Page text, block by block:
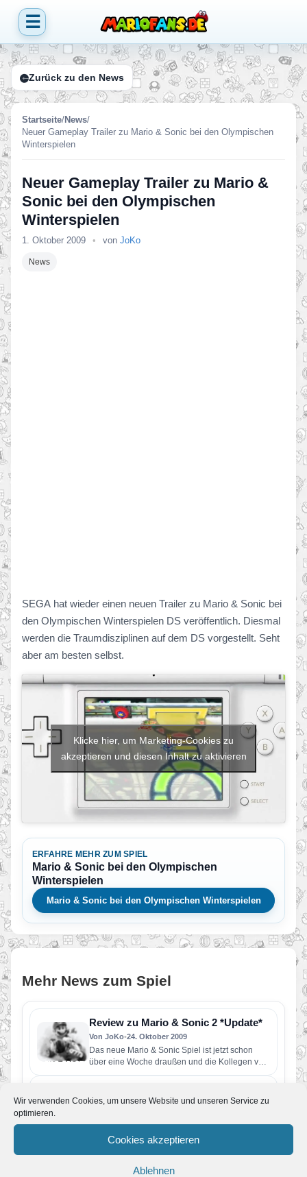
Wir verwenden Cookies, um unsere Website und unseren Service zu
optimieren.
Cookies akzeptieren
Ablehnen
☰
Zurück zu den News
Startseite/News/
Neuer Gameplay Trailer zu Mario & Sonic bei den Olympischen
Winterspielen
Neuer Gameplay Trailer zu Mario &
Sonic bei den Olympischen
Winterspielen
1. Oktober 2009 • von JoKo
News
SEGA hat wieder einen neuen Trailer zu Mario & Sonic bei
den Olympischen Winterspielen DS veröffentlich. Diesmal
werden die Traumdisziplinen auf dem DS vorgestellt. Seht
aber am besten selbst.
Klicke hier, um Marketing-Cookies zu
akzeptieren und diesen Inhalt zu aktivieren
ERFAHRE MEHR ZUM SPIEL
Mario & Sonic bei den Olympischen
Winterspielen
Mario & Sonic bei den Olympischen Winterspielen
Mehr News zum Spiel
Review zu Mario & Sonic 2 *Update*
Von JoKo•24. Oktober 2009
Das neue Mario & Sonic Spiel ist jetzt schon
über eine Woche draußen und die Kollegen von
spieletipps.de…
Von JoKo•17. Oktober 2009
Australien, bloß…
Update der offiziellen Mario & Sonic
bei den Olympischen Winterspielen